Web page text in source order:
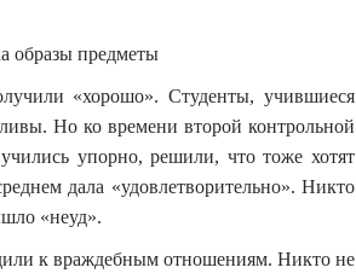
«хорошо». Студенты, учившиеся
Но ко времени второй контрольной
упорно, решили, что тоже хотят
дала «удовлетворительно». Никто
«неуд».
к враждебным отношениям. Никто не